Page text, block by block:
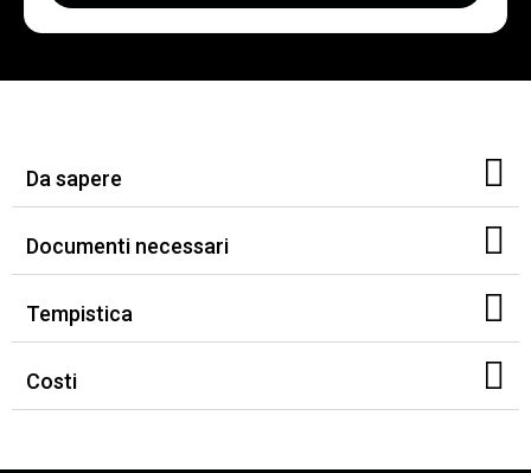
Da sapere
Documenti necessari
Tempistica
Costi